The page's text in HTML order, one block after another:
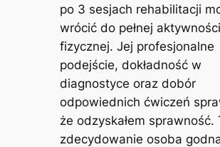
po 3 sesjach rehabilitacji
wrócić do pełnej aktywności
fizycznej. Jej profesjonalne
podejście, dokładność w
diagnostyce oraz dobór
odpowiednich ćwiczeń
że odzyskałem sprawność.
zdecydowanie osoba